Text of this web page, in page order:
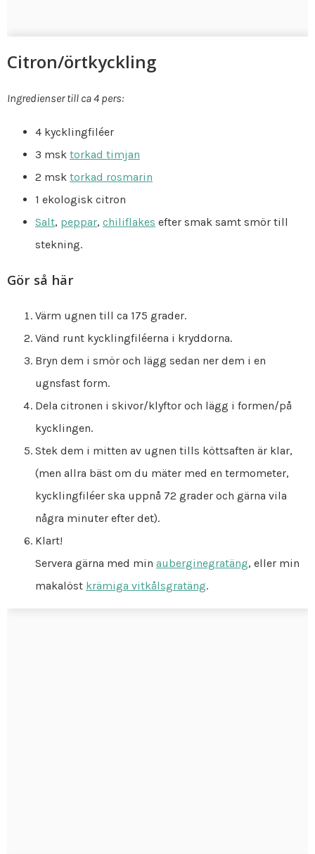
Citron/örtkyckling
Ingredienser till ca 4 pers:
4 kycklingfiléer
3 msk torkad timjan
2 msk torkad rosmarin
1 ekologisk citron
Salt, peppar, chiliflakes efter smak samt smör till
stekning.
Gör så här
Värm ugnen till ca 175 grader.
Vänd runt kycklingfiléerna i kryddorna.
Bryn dem i smör och lägg sedan ner dem i en
ugnsfast form.
Dela citronen i skivor/klyftor och lägg i formen/på
kycklingen.
Stek dem i mitten av ugnen tills köttsaften är klar,
(men allra bäst om du mäter med en termometer,
kycklingfiléer ska uppnå 72 grader och gärna vila
några minuter efter det).
Klart!
Servera gärna med min auberginegratäng, eller min
makalöst krämiga vitkålsgratäng.